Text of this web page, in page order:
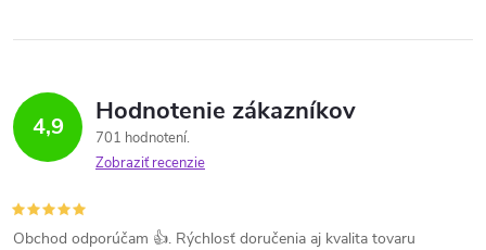
4,9 Hodnotenie zákazníkov
701 hodnotení
Zobraziť recenzie
Obchod odporúčam 👍. Rýchlosť doručenia aj kvalita tovaru